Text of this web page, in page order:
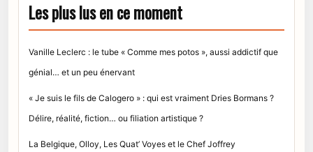
Les plus lus en ce moment
Vanille Leclerc : le tube « Comme mes potos », aussi addictif que
génial… et un peu énervant
« Je suis le fils de Calogero » : qui est vraiment Dries Bormans ?
Délire, réalité, fiction… ou filiation artistique ?
La Belgique, Olloy, Les Quat’ Voyes et le Chef Joffrey